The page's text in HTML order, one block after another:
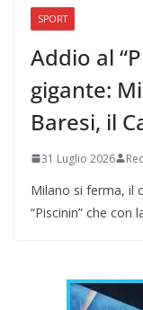
SPORT
Addio al
gigante:
Baresi, il
31 Luglio 2026
Milano si ferma, il
“Piscinin” che con